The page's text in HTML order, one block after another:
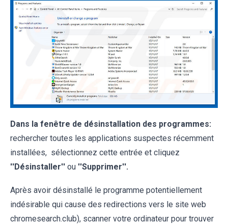
Dans la fenêtre de désinstallation des programmes:
rechercher toutes les applications suspectes récemment
installées, sélectionnez cette entrée et cliquez
''Désinstaller'' ou ''Supprimer''.
Après avoir désinstallé le programme potentiellement
indésirable qui cause des redirections vers le site web
chromesearch.club), scanner votre ordinateur pour trouver